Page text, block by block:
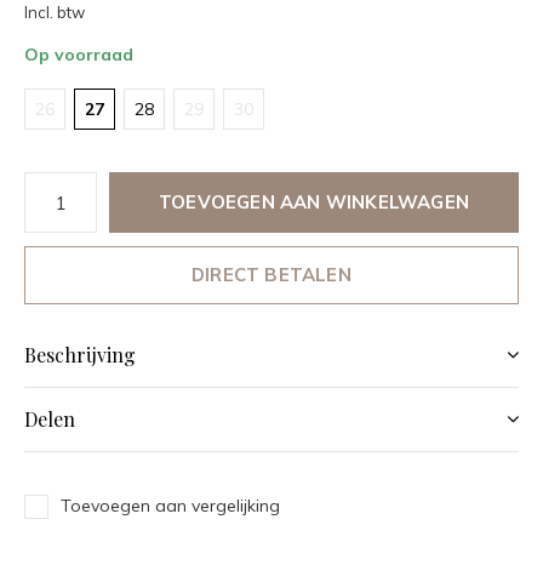
Incl. btw
Op voorraad
26 27 28 29 30
TOEVOEGEN AAN WINKELWAGEN
DIRECT BETALEN
Beschrijving
Delen
Toevoegen aan vergelijking